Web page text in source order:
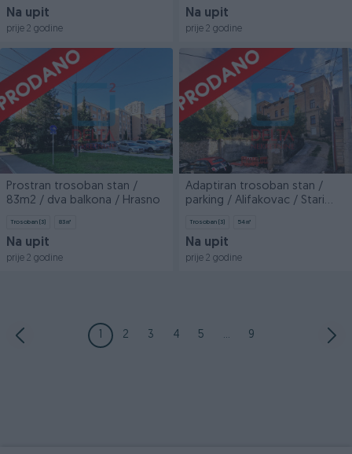
Na upit
prije 2 godine
Na upit
prije 2 godine
Prostran trosoban stan /
83m2 / dva balkona / Hrasno
Trosoban (3) 83㎡
Na upit
prije 2 godine
Adaptiran trosoban stan /
parking / Alifakovac / Stari
Trosoban (3) 54㎡
Na upit
prije 2 godine
1 2 3 4 5 ... 9